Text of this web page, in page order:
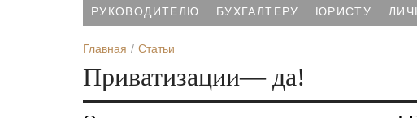
РУКОВОДИТЕЛЮ БУХГАЛТЕРУ ЮРИСТУ
Главная Статьи
Приватизации— да!